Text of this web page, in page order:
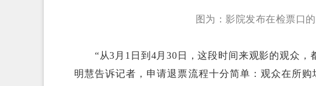
图为：影院发布在检票口
“从3月1日到4月30日，这段时间来观影的观众，
明慧告诉记者，申请退票流程十分简单：观众在所